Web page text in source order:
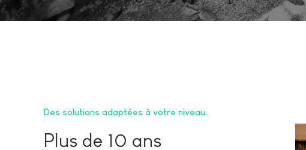
Des solutions adaptées à votre niveau
Plus de 10 ans